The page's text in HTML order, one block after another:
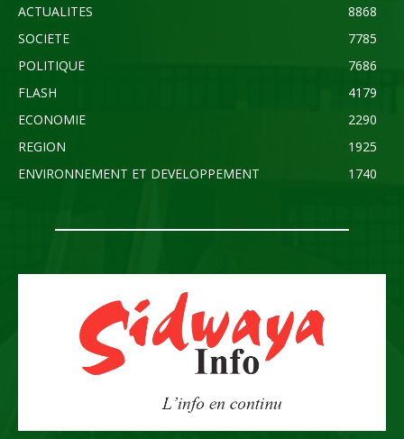
ACTUALITES
8868
SOCIETE
7785
POLITIQUE
7686
FLASH
4179
ECONOMIE
2290
REGION
1925
ENVIRONNEMENT ET DEVELOPPEMENT
1740